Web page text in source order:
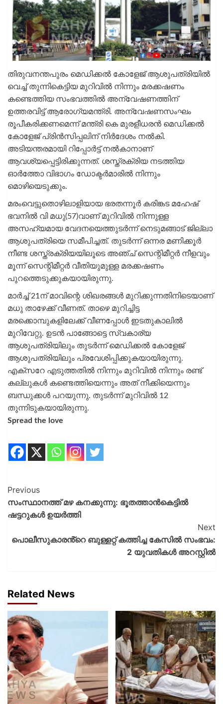
തിരുവനന്തപുരം മെഡിക്കല്‍ കോളേജ് ആശുപത്രിയില്‍
വെച്ച് തുന്നികെട്ടിയ മുറിവില്‍ നിന്നും മരക്കഷണം
കണ്ടെത്തിയ സംഭവത്തില്‍ അന്വേഷണത്തിന്
ഉത്തരവിട്ട് ആരോഗ്യമന്ത്രി. അന്വേഷണസംഘം
രൂപീകരിക്കണമെന്ന് മന്ത്രി കെ മുരളീധരന്‍ മെഡിക്കല്‍
കോളേജ് പ്രിന്‍സിപ്പലിന് നിര്‍ദേശം നല്‍കി.
അടിയന്തരമായി റിപ്പോര്‍ട്ട് നല്‍കാനാണ്
ആവശ്യപ്പെട്ടിരിക്കുന്നത്. ശസ്ത്രക്രിയ നടത്തിയ
ഓര്‍ത്തോ വിഭാഗം ഡോക്ടര്‍മാരില്‍ നിന്നും
മൊഴിയെടുക്കും.
മരംവെട്ടുതൊഴിലാളിയായ ഭരതന്നൂര്‍ കരിങ്കട മഹേഷ്
ഭവനില്‍ വി മധു(57)വാണ് മുറിവില്‍ നിന്നുള്ള
അസഹ്യമായ വേദനയെത്തുടര്‍ന്ന് നെടുമങ്ങാട് ജില്ലാ
ആശുപത്രിയെ സമീപിച്ചത്. തുടര്‍ന്ന് ഒന്നര മണിക്കൂര്‍
നീണ്ട ശസ്ത്രക്രിയയിലൂടെ അഞ്ച് സെന്റിമീറ്റര്‍ നീളവും
മൂന്ന് സെന്റിമീറ്റര്‍ വീതിയുമുള്ള മരക്കഷണം
പുറത്തെടുക്കുകയായിരുന്നു.
മാര്‍ച്ച് 21ന് മാവിന്റെ ശിഖരങ്ങള്‍ മുറിക്കുന്നതിനിടെയാണ്
മധു താഴേക്ക് വീണത്. താഴെ മുറിച്ചിട്ട
മരക്കൊമ്പുകളിലേക്ക് വീണപ്പോള്‍ ഇടതുകാലില്‍
മുറിവേറ്റു. ഉടന്‍ പാങ്ങോട്ടെ സ്വകാര്യ
ആശുപത്രിയിലും തുടര്‍ന്ന് മെഡിക്കല്‍ കോളേജ്
ആശുപത്രിയിലും പ്രവേശിപ്പിക്കുകയായിരുന്നു.
എക്‌സറേ എടുത്തതില്‍ നിന്നും മുറിവില്‍ നിന്നും രണ്ട്
കല്ലുകള്‍ കണ്ടെത്തിയെന്നും അത് നീക്കിയെന്നും
ബന്ധുക്കള്‍ പറയുന്നു. തുടര്‍ന്ന് മുറിവില്‍ 12
തുന്നിടുകയായിരുന്നു.
Spread the love
Previous
സംസ്ഥാനത്ത് മഴ കനക്കുന്നു: ഭൂതത്താന്‍കെട്ടില്‍
ഷട്ടറുകള്‍ ഉയര്‍ത്തി
Next
പൊലീസുകാരൻ്റെ ബുള്ളറ്റ് കത്തിച്ച കേസിൽ സംഭവം:
2 യുവതികൾ അറസ്റ്റിൽ
Related News